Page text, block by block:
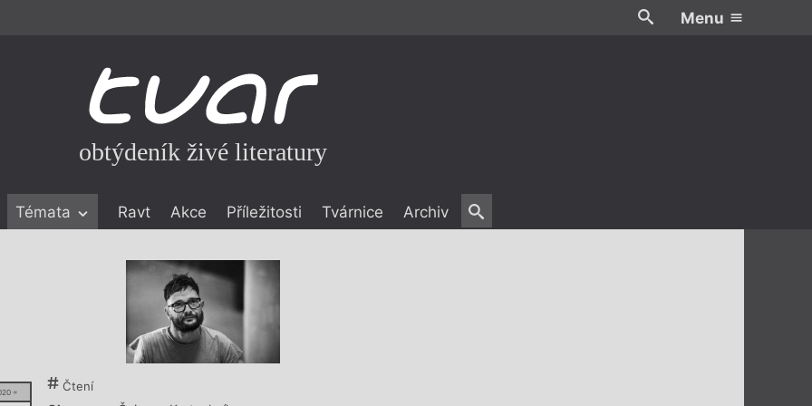
Menu
obtýdeník živé literatury
Témata Ravt Akce Příležitosti Tvárnice Archiv
= Čtení